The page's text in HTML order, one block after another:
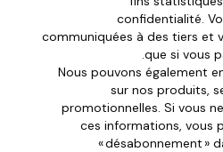
confidentialité.
communiquées à des tiers et
que si vous
Nous pouvons également
sur nos produits,
promotionnelles. Si vous
ces informations, vous
« désabonnement »